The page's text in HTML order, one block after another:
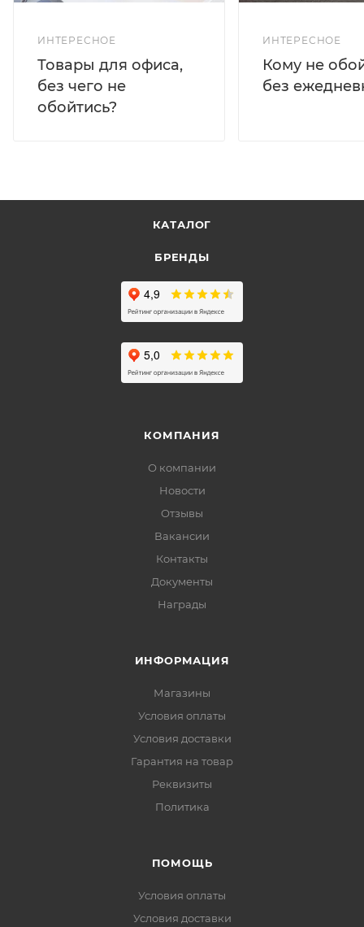
ИНТЕРЕСНОЕ
Товары для офиса,
без чего не
обойтись?
ИНТЕРЕСНОЕ
Кому не
без
КАТАЛОГ
БРЕНДЫ
КОМПАНИЯ
О компании
Новости
Отзывы
Вакансии
Контакты
Документы
Награды
ИНФОРМАЦИЯ
Магазины
Условия оплаты
Условия доставки
Гарантия на товар
Реквизиты
Политика
ПОМОЩЬ
Условия оплаты
Условия доставки